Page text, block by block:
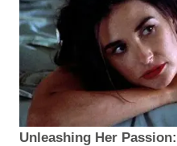
Unleashing Her